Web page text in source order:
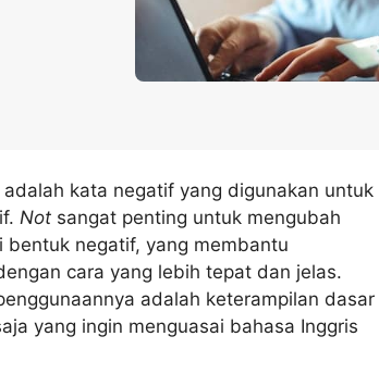
adalah kata negatif yang digunakan untuk
Not sangat penting untuk mengubah
negatif, yang membantu
cara yang lebih tepat dan jelas.
adalah keterampilan dasar
yang ingin menguasai bahasa Inggris